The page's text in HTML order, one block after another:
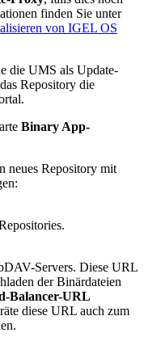
finden Sie unter
von IGEL OS
die UMS als Update-
Repository die
Binary App-
neues Repository mit
Servers. Diese URL
der Binärdateien
Balancer-URL
diese URL auch zum